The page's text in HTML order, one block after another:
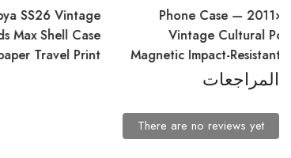
Letters from Libya SS26 Vintage
Collage AirPods Max Shell Case
— Retro Newspaper Travel Print
المراجعات
There are no reviews yet